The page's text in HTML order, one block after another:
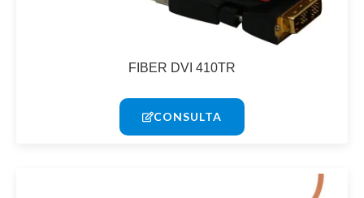
FIBER DVI 410TR
CONSULTA